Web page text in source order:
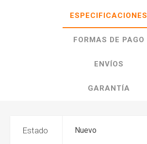
ESPECIFICACIONES
FORMAS DE PAGO
ENVÍOS
GARANTÍA
Estado Nuevo